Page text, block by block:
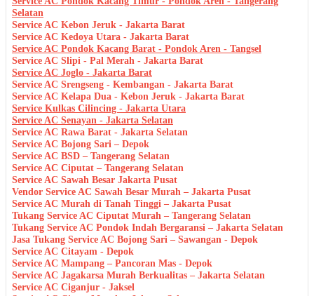
Selatan
Service AC Kebon Jeruk - Jakarta Barat
Service AC Kedoya Utara - Jakarta Barat
Service AC Pondok Kacang Barat - Pondok Aren - Tangsel
Service AC Slipi - Pal Merah - Jakarta Barat
Service AC Joglo - Jakarta Barat
Service AC Srengseng - Kembangan - Jakarta Barat
Service AC Kelapa Dua - Kebon Jeruk - Jakarta Barat
Service Kulkas Cilincing - Jakarta Utara
Service AC Senayan - Jakarta Selatan
Service AC Rawa Barat - Jakarta Selatan
Service AC Bojong Sari – Depok
Service AC BSD – Tangerang Selatan
Service AC Ciputat – Tangerang Selatan
Service AC Sawah Besar Jakarta Pusat
Vendor Service AC Sawah Besar Murah – Jakarta Pusat
Service AC Murah di Tanah Tinggi – Jakarta Pusat
Tukang Service AC Ciputat Murah – Tangerang Selatan
Tukang Service AC Pondok Indah Bergaransi – Jakarta Selatan
Jasa Tukang Service AC Bojong Sari – Sawangan - Depok
Service AC Citayam - Depok
Service AC Mampang – Pancoran Mas - Depok
Service AC Jagakarsa Murah Berkualitas – Jakarta Selatan
Service AC Ciganjur - Jaksel